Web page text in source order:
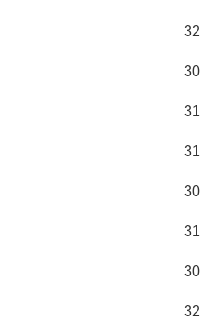
32
30
31
31
30
31
30
32